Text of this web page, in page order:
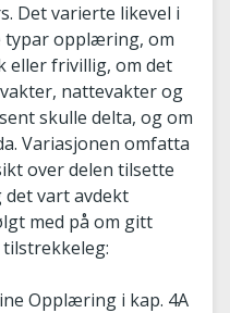
Det varierte likevel i
typar opplæring, om
frivillig, om det
nattevakter og
skulle delta, og om
Variasjonen omfatta
over delen tilsette
vart avdekt
med på om gitt
Opplæring i kap. 4A